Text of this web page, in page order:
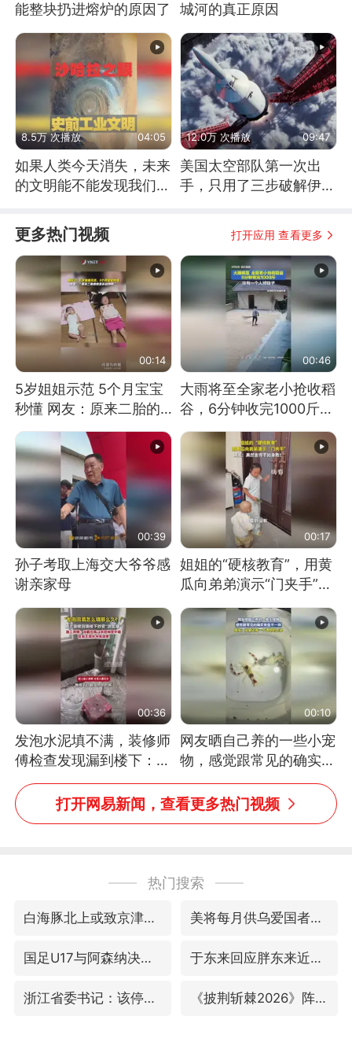
能整块扔进熔炉的原因了
城河的真正原因
8.5万 次播放 04:05
如果人类今天消失，未来
的文明能不能发现我们存
12.0万 次播放 09:47
美国太空部队第一次出
手，只用了三步破解伊朗
更多热门视频 打开应用 查看更多
00:14
5岁姐姐示范 5个月宝宝
秒懂 网友：原来二胎的
快乐长这样
00:46
大雨将至全家老小抢收稻
谷，6分钟收完1000斤，
没有一个人掉链子
00:39
孙子考取上海交大爷爷感
谢亲家母
00:17
姐姐的“硬核教育”，用黄
瓜向弟弟演示“门夹手”，
网友：果然言传不如身
教！
00:36
发泡水泥填不满，装修师
傅检查发现漏到楼下：出
风口未延伸到外墙
00:10
网友晒自己养的一些小宠
物，感觉跟常见的确实有
些不一样
打开网易新闻，查看更多热门视频
热门搜索
白海豚北上或致京津冀暴雨 美将每月供乌爱国者拦截导弹
国足U17与阿森纳决赛取消 并列冠军 于东来回应胖东来近25年老店年底关闭
浙江省委书记：该停下的坚决停下来 《披荆斩棘2026》阵容官宣